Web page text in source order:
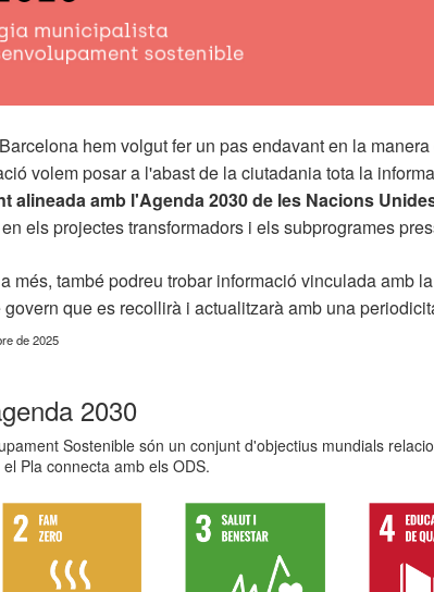
hem volgut fer un pas endavant en la
volem posar a l'abast de la ciutadania tota la
alineada amb l'Agenda 2030 de les Nacions
els projectes transformadors i els subprogrames
més, també podreu trobar informació vinculada amb
govern que es recollirà i actualitzarà amb una
de 2025
2030
Sostenible són un conjunt d'objectius mundials
Pla connecta amb els ODS.